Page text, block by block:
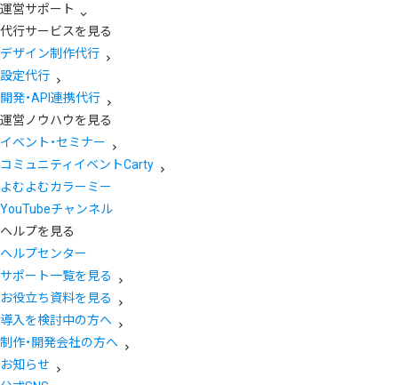
運営サポート
代行サービスを見る
デザイン制作代行
設定代行
開発・API連携代行
運営ノウハウを見る
イベント・セミナー
コミュニティイベントCarty
よむよむカラーミー
YouTubeチャンネル
ヘルプを見る
ヘルプセンター
サポート一覧を見る
お役立ち資料を見る
導入を検討中の方へ
制作・開発会社の方へ
お知らせ